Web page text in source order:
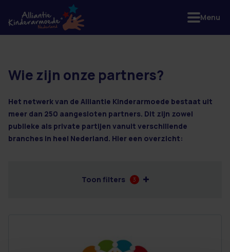
2 resultaten
Wie zijn onze partners?
Het netwerk van de Alliantie Kinderarmoede bestaat uit
meer dan 250 aangesloten partners. Dit zijn zowel
publieke als private partijen vanuit verschillende
branches in heel Nederland. Hier een overzicht:
Toon filters 3
Menu